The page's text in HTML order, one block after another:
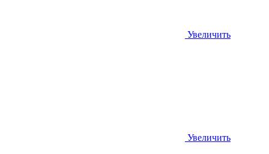
Увеличить
Увеличить